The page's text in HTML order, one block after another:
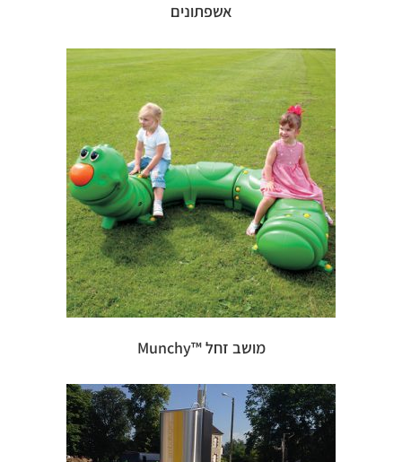
אשפתונים
מושב זחל ™Munchy